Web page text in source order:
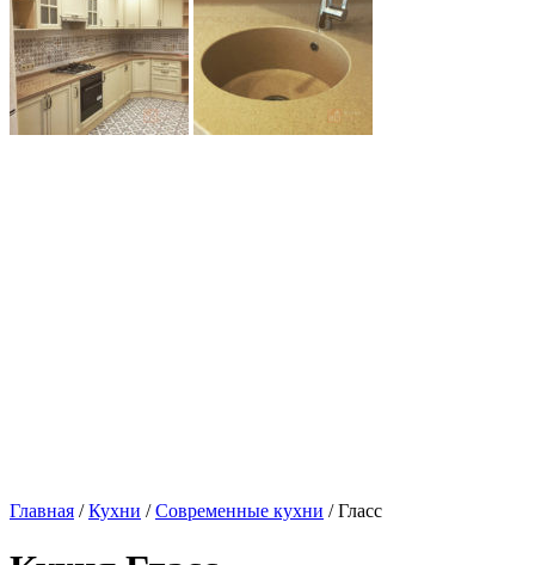
Главная /Кухни /Современные кухни / Гласс